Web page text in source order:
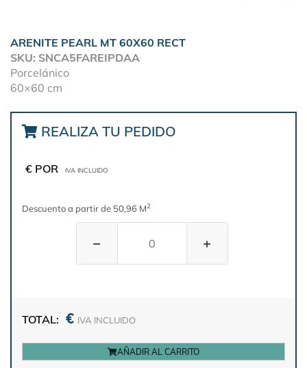
ARENITE PEARL MT 60X60 RECT
SKU: SNCA5FAREIPDAA
Porcelánico
60×60 cm
REALIZA TU PEDIDO
€ POR IVA INCLUIDO
Descuento a partir de 50,96 M2
− +
TOTAL: € IVA INCLUIDO
AÑADIR AL CARRITO